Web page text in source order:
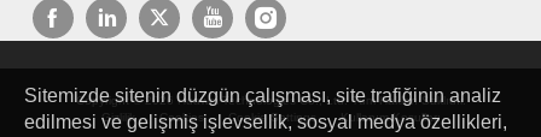
Copyright © 2026 Huawei Technologies Co., Ltd. Tüm Hakları Saklıdır.
Gizlilik
Cookies Cookie Settings Kullanım Koşulları
Sitemizde sitenin düzgün çalışması, site trafiğinin analiz
edilmesi ve gelişmiş işlevsellik, sosyal medya özellikleri,